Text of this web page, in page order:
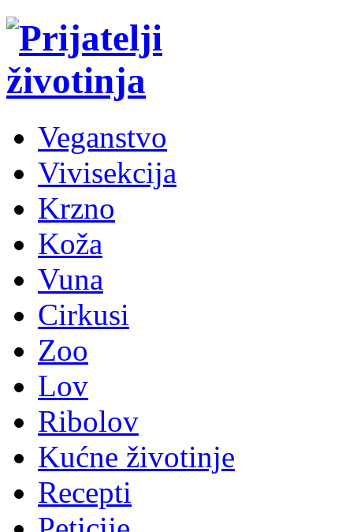
Veganstvo
Vivisekcija
Krzno
Koža
Vuna
Cirkusi
Zoo
Lov
Ribolov
Kućne životinje
Recepti